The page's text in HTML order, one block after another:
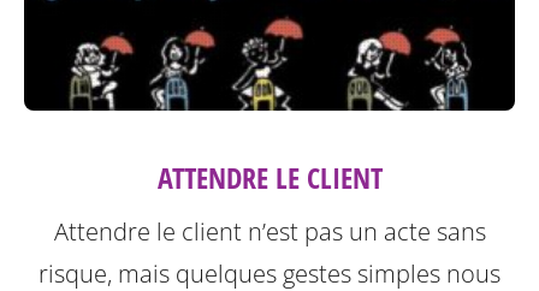
ATTENDRE LE CLIENT
Attendre le client n’est pas un acte sans
risque, mais quelques gestes simples nous